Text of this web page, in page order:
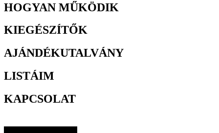
HOGYAN MŰKÖDIK
KIEGÉSZÍTŐK
AJÁNDÉKUTALVÁNY
LISTÁIM
KAPCSOLAT